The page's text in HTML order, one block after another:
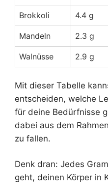
Brokkoli 4.4 g
Mandeln 2.3 g
Walnüsse 2.9 g
Mit dieser Tabelle
entscheiden, welche
für deine Bedürfnisse
dabei aus dem
zu fallen.
Denk dran: Jedes
geht, deinen Körper in